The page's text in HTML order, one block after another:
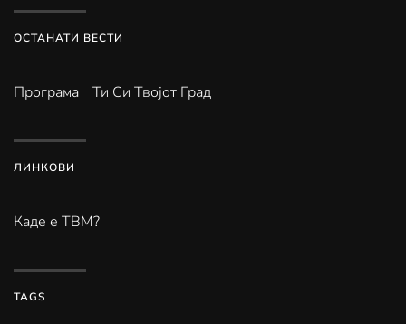
ОСТАНАТИ ВЕСТИ
Програма Ти Си Твојот Град
ЛИНКОВИ
Каде е ТВМ?
TAGS